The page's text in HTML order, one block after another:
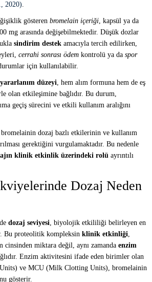
2020)
gösteren bromelain içeriği , kapsül ya da
mg arasında değişebilmektedir. Düşük dozlar
sindirim destek amacıyla tercih edilirken,
cerrahi sonrası ödem kontrolü ya da spor
için kullanılabilir.
düzeyi , hem alım formuna hem de eş
olan etkileşimine bağlıdır. Bu durum,
geçiş sürecini ve etkili kullanım aralığını
dozaj bazlı etkilerinin ve kullanım
gerektiğini vurgulamaktadır. Bu nedenle
klinik etkinlik üzerindeki rolü ayrıntılı
Dozaj Neden
dozaj seviyesi , biyolojik etkililiği belirleyen en
proteolitik kompleksin klinik etkinliği
cinsinden miktara değil, aynı zamanda enzim
Enzim aktivitesini ifade eden birimler olan
ve MCU (Milk Clotting Units), bromelainin
gösterir.